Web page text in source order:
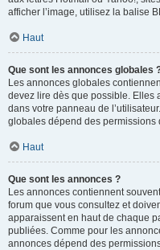
afficher l’image, utilisez la balise
Haut
Que sont les annonces globales
Les annonces globales
devez lire dès que possible. Elles
dans votre panneau de
globales dépend des permissions
Haut
Que sont les annonces ?
Les annonces contiennent
forum que vous consultez et
apparaissent en haut de chaque
publiées. Comme pour les
annonces dépend des